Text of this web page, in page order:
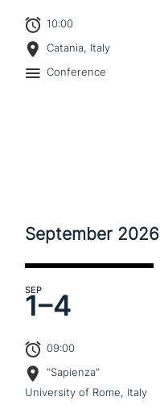
10:00
Catania, Italy
Conference
September 2026
SEP
1–4
09:00
“Sapienza”
University of Rome, Italy